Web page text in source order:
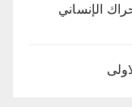
الإنساني